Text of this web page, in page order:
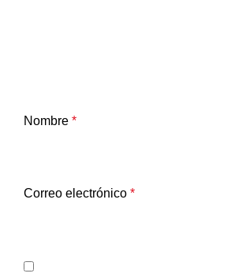
Nombre *
Correo electrónico *